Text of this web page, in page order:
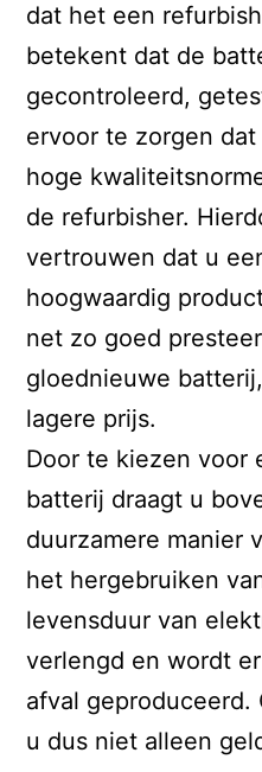
dat het een
betekent dat de
gecontroleerd,
ervoor te zorgen
hoge
de refurbisher.
vertrouwen dat u
hoogwaardig
net zo goed
gloednieuwe
lagere prijs.
Door te kiezen voor
batterij draagt u
duurzamere manier
het hergebruiken
levensduur van
verlengd en wordt
afval geproduceerd.
u dus niet alleen